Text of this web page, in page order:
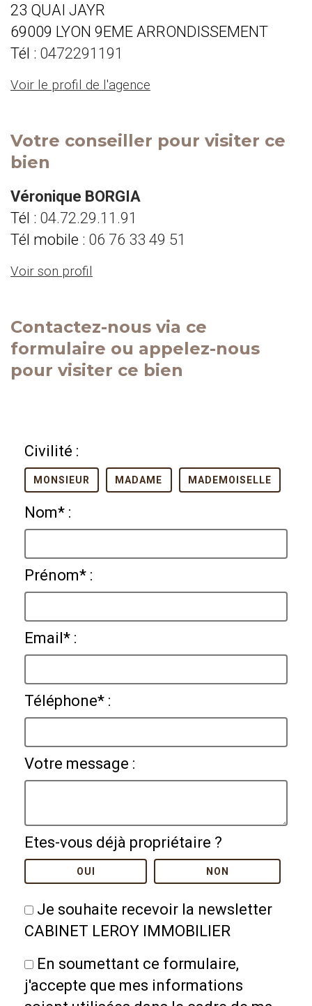
23 QUAI JAYR
69009 LYON 9EME ARRONDISSEMENT
Tél : 0472291191
Voir le profil de l'agence
Votre conseiller pour visiter ce
bien
Véronique BORGIA
Tél : 04.72.29.11.91
Tél mobile : 06 76 33 49 51
Voir son profil
Contactez-nous via ce
formulaire ou appelez-nous
pour visiter ce bien
Civilité :
MONSIEUR MADAME MADEMOISELLE
Nom* :
Prénom* :
Email* :
Téléphone* :
Votre message :
Etes-vous déjà propriétaire ?
OUI NON
Je souhaite recevoir la newsletter
CABINET LEROY IMMOBILIER
En soumettant ce formulaire,
j'accepte que mes informations